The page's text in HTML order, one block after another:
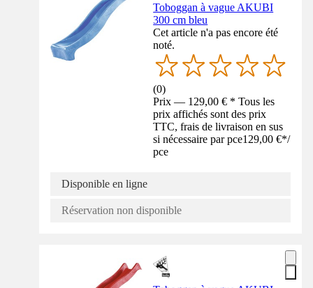
Toboggan à vague AKUBI
300 cm bleu
Cet article n'a pas encore été
noté.
(0)
Prix — 129,00 € * Tous les
prix affichés sont des prix
TTC, frais de livraison en sus
si nécessaire par pce129,00 €*/
pce
Disponible en ligne
Réservation non disponible